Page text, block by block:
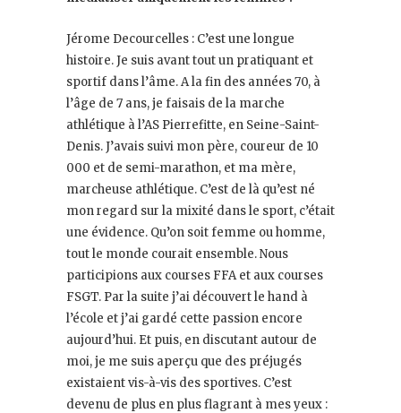
Jérome Decourcelles : C’est une longue
histoire. Je suis avant tout un pratiquant et
sportif dans l’âme. A la fin des années 70, à
l’âge de 7 ans, je faisais de la marche
athlétique à l’AS Pierrefitte, en Seine-Saint-
Denis. J’avais suivi mon père, coureur de 10
000 et de semi-marathon, et ma mère,
marcheuse athlétique. C’est de là qu’est né
mon regard sur la mixité dans le sport, c’était
une évidence. Qu’on soit femme ou homme,
tout le monde courait ensemble. Nous
participions aux courses FFA et aux courses
FSGT. Par la suite j’ai découvert le hand à
l’école et j’ai gardé cette passion encore
aujourd’hui. Et puis, en discutant autour de
moi, je me suis aperçu que des préjugés
existaient vis-à-vis des sportives. C’est
devenu de plus en plus flagrant à mes yeux :